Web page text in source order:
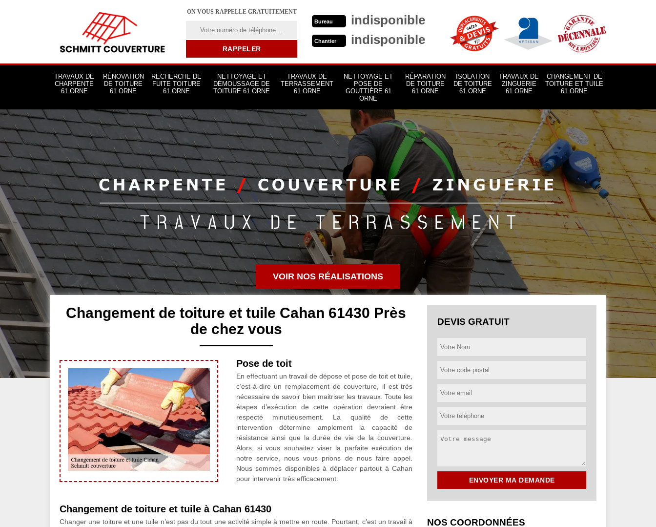
ON VOUS RAPPELLE GRATUITEMENT
Bureau indisponible
Chantier indisponible
TRAVAUX DE
CHARPENTE
61 ORNE
RÉNOVATION
DE TOITURE
61 ORNE
RECHERCHE DE
FUITE TOITURE
61 ORNE
NETTOYAGE ET
DÉMOUSSAGE DE
TOITURE 61 ORNE
TRAVAUX DE
TERRASSEMENT
61 ORNE
NETTOYAGE ET
POSE DE
GOUTTIÈRE 61
ORNE
RÉPARATION
DE TOITURE
61 ORNE
ISOLATION
DE TOITURE
61 ORNE
TRAVAUX DE
ZINGUERIE
61 ORNE
CHANGEMENT DE
TOITURE ET TUILE
61 ORNE
VOIR NOS RÉALISATIONS
Changement de toiture et tuile Cahan 61430 Près
de chez vous
Pose de toit
En effectuant un travail de dépose et pose de toit et tuile,
c’est-à-dire un remplacement de couverture, il est très
nécessaire de savoir bien maitriser les travaux. Toute les
étapes d’exécution de cette opération devraient être
respecté minutieusement. La qualité de cette
intervention détermine amplement la capacité de
résistance ainsi que la durée de vie de la couverture.
Alors, si vous souhaitez viser la parfaite exécution de
notre service, nous vous prions de nous faire appel.
Nous sommes disponibles à déplacer partout à Cahan
pour intervenir très efficacement.
Changement de toiture et tuile à Cahan 61430
Changer une toiture et une tuile n’est pas du tout une activité simple à mettre en route. Pourtant, c’est un travail à
DEVIS GRATUIT
NOS COORDONNÉES